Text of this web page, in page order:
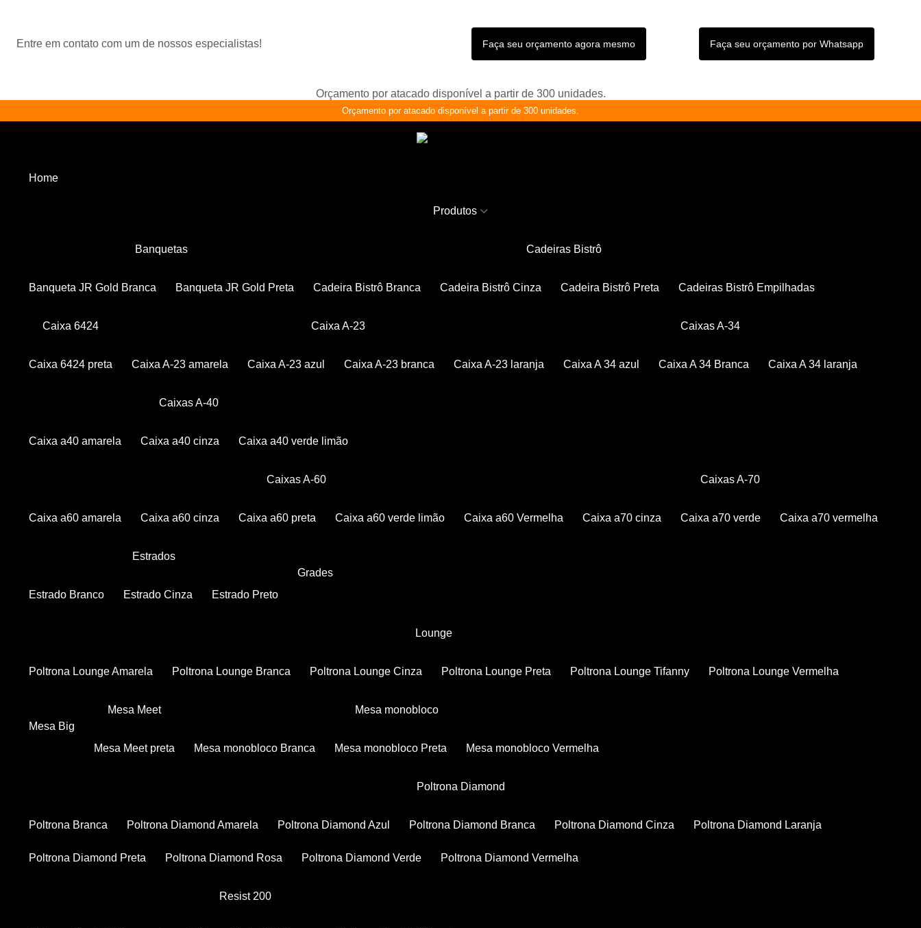
Entre em contato com um de nossos especialistas! Faça seu orçamento agora mesmo Faça seu orçamento por Whatsapp
Orçamento por atacado disponível a partir de 300 unidades.
Orçamento por atacado disponível a partir de 300 unidades.
Home
Produtos
Banquetas
Banqueta JR Gold Branca Banqueta JR Gold Preta
Cadeiras Bistrô
Cadeira Bistrô Branca Cadeira Bistrô Cinza Cadeira Bistrô Preta Cadeiras Bistrô Empilhadas
Caixa 6424
Caixa 6424 preta
Caixa A-23
Caixa A-23 amarela Caixa A-23 azul Caixa A-23 branca Caixa A-23 laranja
Caixas A-34
Caixa A 34 azul Caixa A 34 Branca Caixa A 34 laranja
Caixas A-40
Caixa a40 amarela Caixa a40 cinza Caixa a40 verde limão
Caixas A-60
Caixa a60 amarela Caixa a60 cinza Caixa a60 preta Caixa a60 verde limão Caixa a60 Vermelha
Caixas A-70
Caixa a70 cinza Caixa a70 verde Caixa a70 vermelha
Estrados
Estrado Branco Estrado Cinza Estrado Preto
Grades
Lounge
Poltrona Lounge Amarela Poltrona Lounge Branca Poltrona Lounge Cinza Poltrona Lounge Preta Poltrona Lounge Tifanny Poltrona Lounge Vermelha
Mesa Big
Mesa Meet
Mesa Meet preta
Mesa monobloco
Mesa monobloco Branca Mesa monobloco Preta Mesa monobloco Vermelha
Poltrona Diamond
Poltrona Branca Poltrona Diamond Amarela Poltrona Diamond Azul Poltrona Diamond Branca Poltrona Diamond Cinza Poltrona Diamond Laranja
Poltrona Diamond Preta Poltrona Diamond Rosa Poltrona Diamond Verde Poltrona Diamond Vermelha
Resist 200